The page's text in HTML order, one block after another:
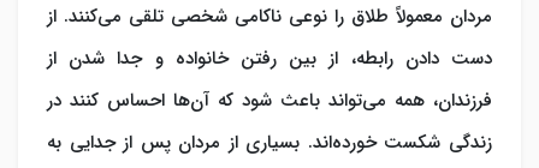
مردان معمولاً طلاق را نوعی ناکامی شخصی تلقی می‌کنند. از
دست دادن رابطه، از بین رفتن خانواده و جدا شدن از
فرزندان، همه می‌تواند باعث شود که آن‌ها احساس کنند در
زندگی شکست خورده‌اند. بسیاری از مردان پس از جدایی به